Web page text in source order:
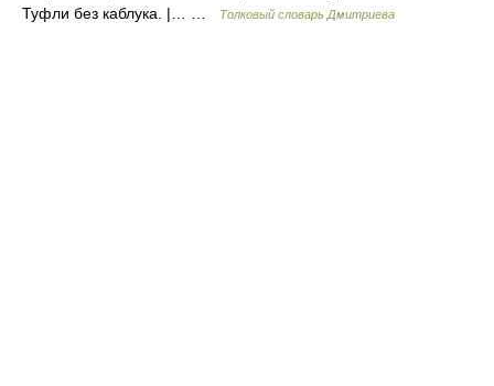
Туфли без каблука. |… …
Толковый словарь Дмитриева